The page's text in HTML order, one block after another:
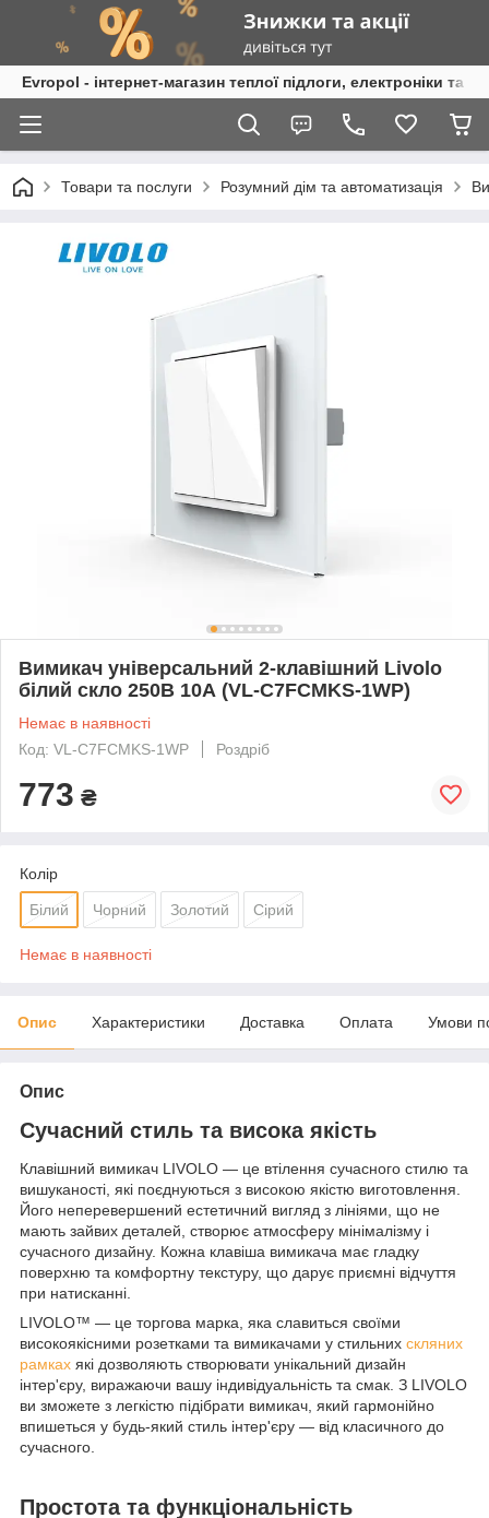
Evropol - інтернет-магазин теплої підлоги, електроніки та
Товари та послуги Розумний дім та автоматизація
Вимикач універсальний 2-клавішний Livolo
білий скло 250В 10А (VL-C7FCMKS-1WP)
Немає в наявності
Код: VL-C7FCMKS-1WP
Роздріб
773 ₴
Колір
Білий Чорний Золотий Сірий
Немає в наявності
Опис Характеристики Доставка Оплата Умови
Опис
Сучасний стиль та висока якість
Клавішний вимикач LIVOLO — це втілення сучасного стилю та
вишуканості, які поєднуються з високою якістю виготовлення.
Його неперевершений естетичний вигляд з лініями, що не
мають зайвих деталей, створює атмосферу мінімалізму і
сучасного дизайну. Кожна клавіша вимикача має гладку
поверхню та комфортну текстуру, що дарує приємні відчуття
при натисканні.
LIVOLO™ — це торгова марка, яка славиться своїми
високоякісними розетками та вимикачами у стильних скляних
рамках які дозволяють створювати унікальний дизайн
інтер'єру, виражаючи вашу індивідуальність та смак. З LIVOLO
ви зможете з легкістю підібрати вимикач, який гармонійно
впишеться у будь-який стиль інтер'єру — від класичного до
сучасного.
Простота та функціональність